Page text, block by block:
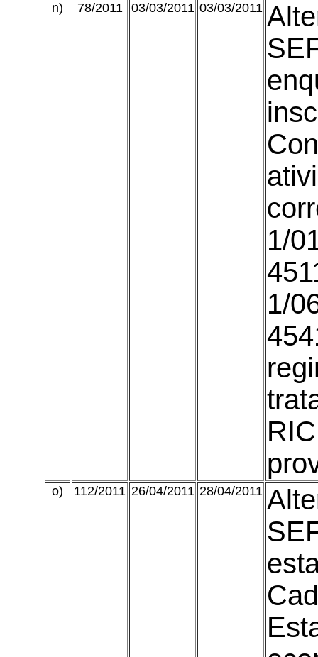
n) 78/2011 03/03/2011 03/03/2011
1/
1/
o) 112/2011 26/04/2011 28/04/2011